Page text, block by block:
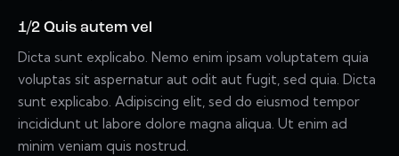
1/2 Quis autem vel
Dicta sunt explicabo. Nemo enim ipsam voluptatem quia
voluptas sit aspernatur aut odit aut fugit, sed quia. Dicta
sunt explicabo. Adipiscing elit, sed do eiusmod tempor
incididunt ut labore dolore magna aliqua. Ut enim ad
minim veniam quis nostrud.